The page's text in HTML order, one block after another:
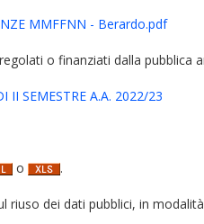
MMFFNN - Berardo.pdf
o finanziati dalla pubblica
II SEMESTRE A.A. 2022/23
o .
dei dati pubblici, in